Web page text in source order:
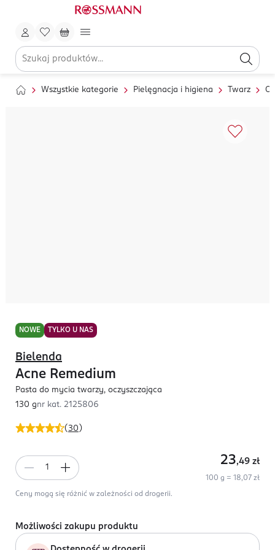
Wszystkie kategorie Pielęgnacja i higiena Twarz
NOWE TYLKO U NAS
(30 )
Bielenda
Acne Remedium
Pasta do mycia twarzy, oczyszczająca
130 gnr kat. 2125806
23,49 zł
100 g = 18,07 zł
Ceny mogą się różnić w zależności od drogerii.
Możliwości zakupu produktu